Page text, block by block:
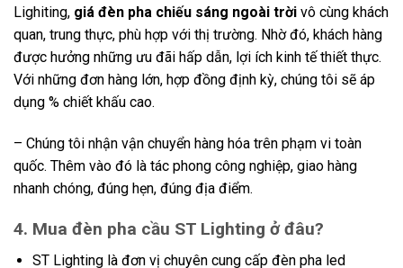
Lighiting, giá đèn pha chiếu sáng ngoài trời vô cùng khách
quan, trung thực, phù hợp với thị trường. Nhờ đó, khách hàng
được hưởng những ưu đãi hấp dẫn, lợi ích kinh tế thiết thực.
Với những đơn hàng lớn, hợp đồng định kỳ, chúng tôi sẽ áp
dụng % chiết khấu cao.
– Chúng tôi nhận vận chuyển hàng hóa trên phạm vi toàn
quốc. Thêm vào đó là tác phong công nghiệp, giao hàng
nhanh chóng, đúng hẹn, đúng địa điểm.
4. Mua đèn pha cầu ST Lighting ở đâu?
ST Lighting là đơn vị chuyên cung cấp đèn pha led